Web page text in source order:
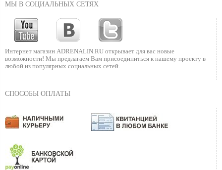
МЫ В СОЦИАЛЬНЫХ СЕТЯХ
Интернет магазин ADRENALIN.RU открывает для вас новые
возможности! Мы предлагаем Вам присоединиться к нашему проекту в
любой из популярных социальных сетей.
СПОСОБЫ ОПЛАТЫ